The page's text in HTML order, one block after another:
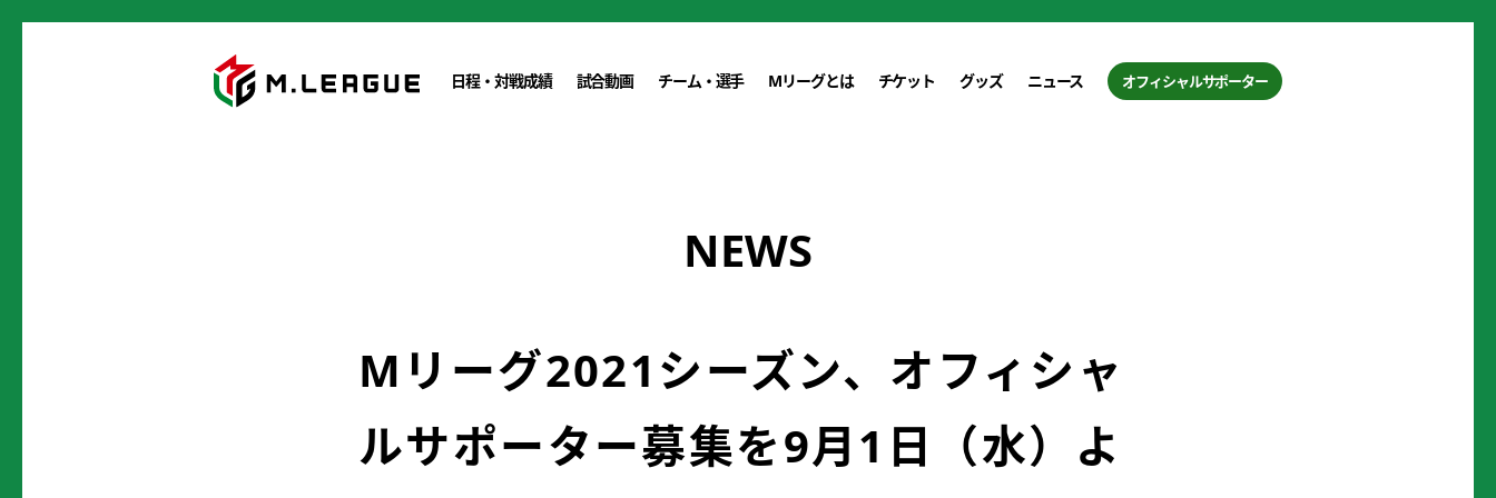
日程・対戦成績 試合動画 チーム・選手 Mリーグとは チケット グッズ ニュース オフィシャルサポーター
NEWS
Mリーグ2021シーズン、オフィシャ
ルサポーター募集を9月1日（水）よ